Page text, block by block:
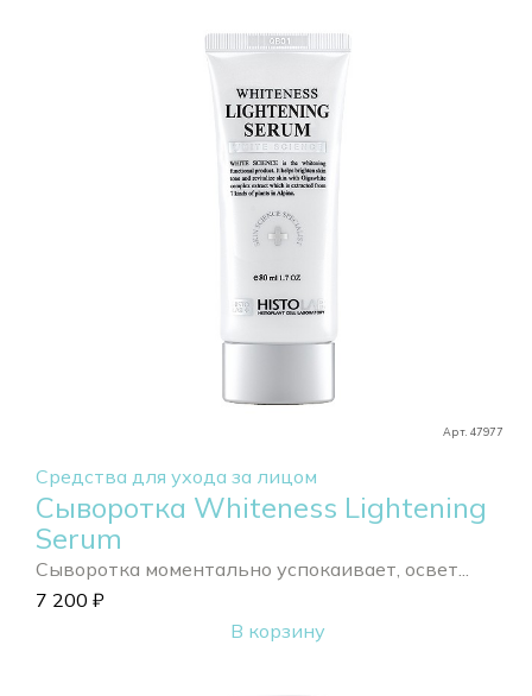
Арт. 47977
Средства для ухода за лицом
Сыворотка Whiteness Lightening
Serum
Сыворотка моментально успокаивает, освет...
7 200 ₽
В корзину